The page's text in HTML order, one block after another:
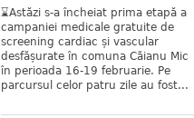
⌛️Astăzi s-a încheiat prima etapă a
campaniei medicale gratuite de
screening cardiac și vascular
desfășurate în comuna Căianu Mic
în perioada 16-19 februarie. Pe
parcursul celor patru zile au fost...